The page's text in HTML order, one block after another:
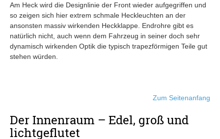
Am Heck wird die Designlinie der Front wieder aufgegriffen und
so zeigen sich hier extrem schmale Heckleuchten an der
ansonsten massiv wirkenden Heckklappe. Endrohre gibt es
natürlich nicht, auch wenn dem Fahrzeug in seiner doch sehr
dynamisch wirkenden Optik die typisch trapezförmigen Teile gut
stehen würden.
Zum Seitenanfang
Der Innenraum – Edel, groß und
lichtgeflutet